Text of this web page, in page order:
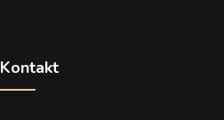
Kontakt